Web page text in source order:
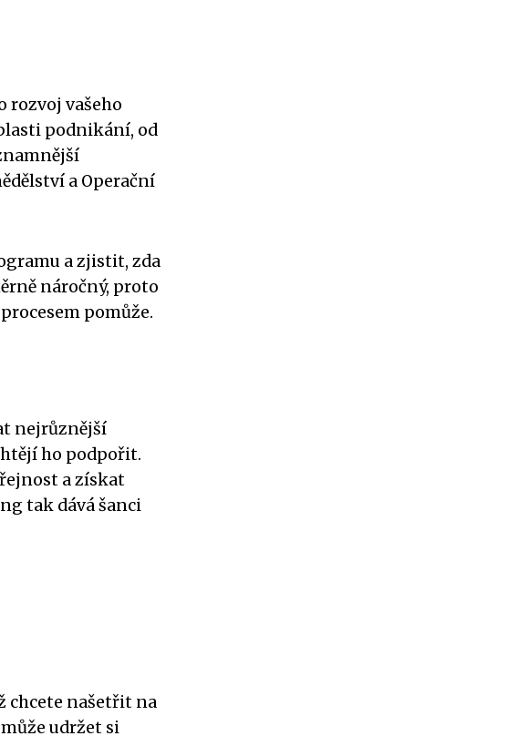
rozvoj vašeho
podnikání, od
a Operační
a zjistit, zda
náročný, proto
pomůže.
nejrůznější
ho podpořit.
a získat
tak dává šanci
chcete našetřit na
udržet si